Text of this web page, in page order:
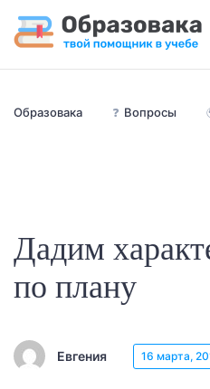
Образовака ❓ Вопросы
Дадим
по плану
Евгения 16 марта,